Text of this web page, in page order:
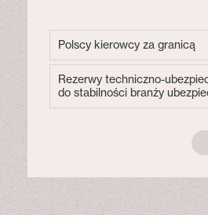
Polscy kierowcy za granicą
Rezerwy techniczno-
do stabilności branży